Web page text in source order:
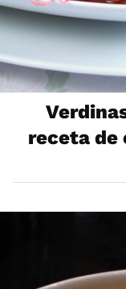
receta de